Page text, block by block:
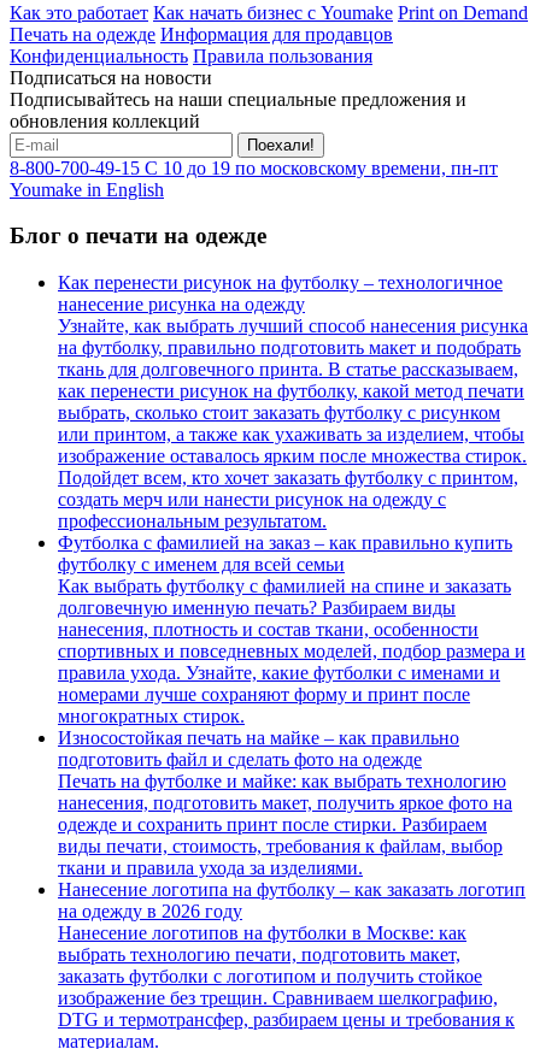
Как это работает Как начать бизнес с Youmake Print on Demand
Печать на одежде Информация для продавцов
Конфиденциальность Правила пользования
Подписаться на новости
Подписывайтесь на наши специальные предложения и
обновления коллекций
Поехали!
8-800-700-49-15 С 10 до 19 по московскому времени, пн-пт
Youmake in English
Блог о печати на одежде
Как перенести рисунок на футболку – технологичное
нанесение рисунка на одежду
Узнайте, как выбрать лучший способ нанесения рисунка
на футболку, правильно подготовить макет и подобрать
ткань для долговечного принта. В статье рассказываем,
как перенести рисунок на футболку, какой метод печати
выбрать, сколько стоит заказать футболку с рисунком
или принтом, а также как ухаживать за изделием, чтобы
изображение оставалось ярким после множества стирок.
Подойдет всем, кто хочет заказать футболку с принтом,
создать мерч или нанести рисунок на одежду с
профессиональным результатом.
Футболка с фамилией на заказ – как правильно купить
футболку с именем для всей семьи
Как выбрать футболку с фамилией на спине и заказать
долговечную именную печать? Разбираем виды
нанесения, плотность и состав ткани, особенности
спортивных и повседневных моделей, подбор размера и
правила ухода. Узнайте, какие футболки с именами и
номерами лучше сохраняют форму и принт после
многократных стирок.
Износостойкая печать на майке – как правильно
подготовить файл и сделать фото на одежде
Печать на футболке и майке: как выбрать технологию
нанесения, подготовить макет, получить яркое фото на
одежде и сохранить принт после стирки. Разбираем
виды печати, стоимость, требования к файлам, выбор
ткани и правила ухода за изделиями.
Нанесение логотипа на футболку – как заказать логотип
на одежду в 2026 году
Нанесение логотипов на футболки в Москве: как
выбрать технологию печати, подготовить макет,
заказать футболки с логотипом и получить стойкое
изображение без трещин. Сравниваем шелкографию,
DTG и термотрансфер, разбираем цены и требования к
материалам.